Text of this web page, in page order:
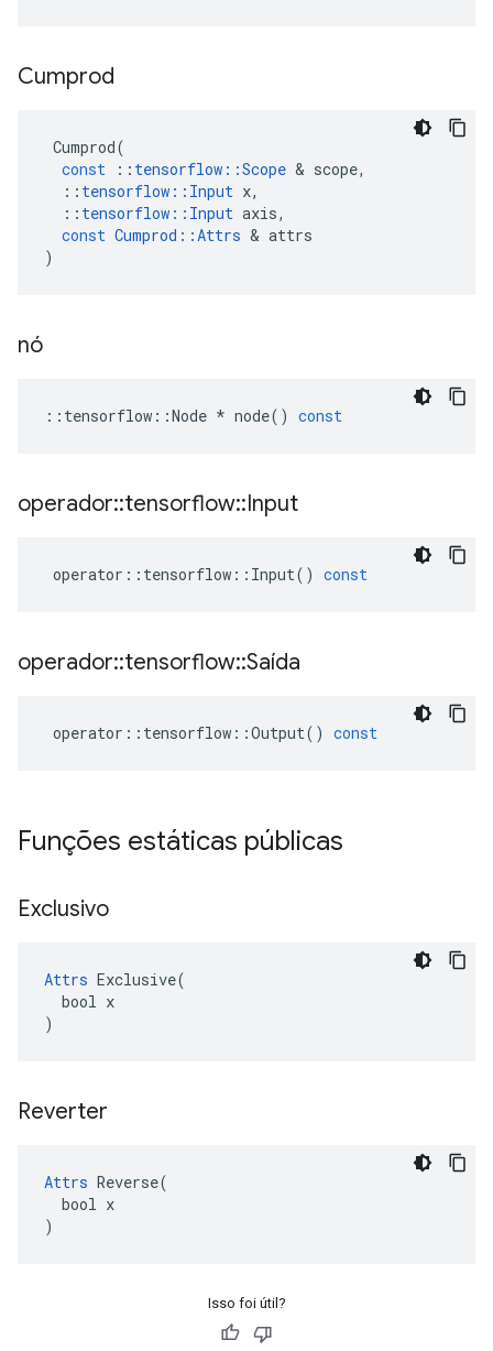
Cumprod
Cumprod(
const
:: tensorflow ::Scope & scope,
:: tensorflow :: Input x,
:: tensorflow :: Input axis,
const Cumprod ::Attrs & attrs
)
nó
:: tensorflow ::Node * node() const
operador::tensorflow::Input
operator :: tensorflow :: Input() const
operador::tensorflow::Saída
operator :: tensorflow ::Output() const
Funções estáticas públicas
Exclusivo
Attrs Exclusive(
  bool x
)
Reverter
Attrs Reverse(
  bool x
)
Isso foi útil?